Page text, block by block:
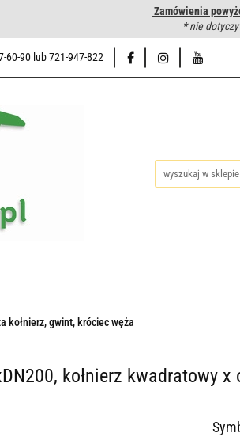
Zamówienia
* nie
60-90 lub 721-947-822
Zakuwanie węży hydraulicznych
kołnierz, gwint, króciec węża
kołnierz kwadratowy x